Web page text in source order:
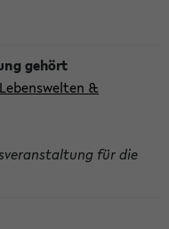
&
für die